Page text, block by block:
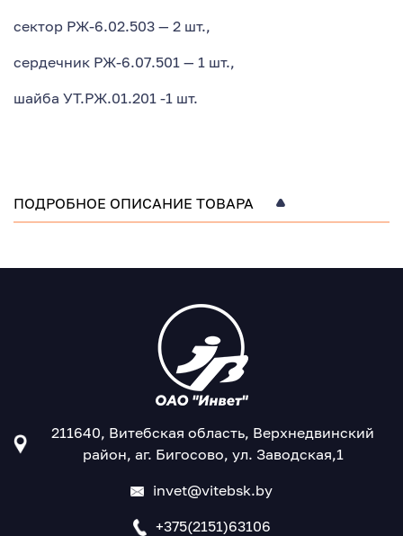
сектор РЖ-6.02.503 — 2 шт.,
сердечник РЖ-6.07.501 — 1 шт.,
шайба УТ.РЖ.01.201 -1 шт.
ПОДРОБНОЕ ОПИСАНИЕ ТОВАРА
211640, Витебская область, Верхнедвинский
район, аг. Бигосово, ул. Заводская,1
invet@vitebsk.by
+375(2151)63106